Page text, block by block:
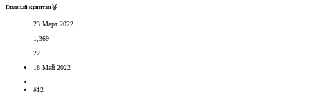
Главный криптан🥇
23 Март 2022
1,369
22
18 Май 2022
#12